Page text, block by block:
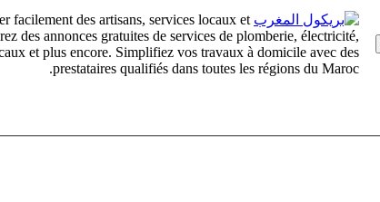
facilement des artisans, services locaux et
des annonces gratuites de services de plomberie, électricité,
et plus encore. Simplifiez vos travaux à domicile avec des
prestataires qualifiés dans toutes les régions du Maroc.